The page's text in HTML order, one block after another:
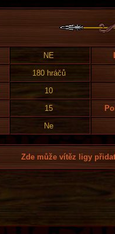
NE
180 hráčů
10
15
Ne
Zde může vítěz ligy